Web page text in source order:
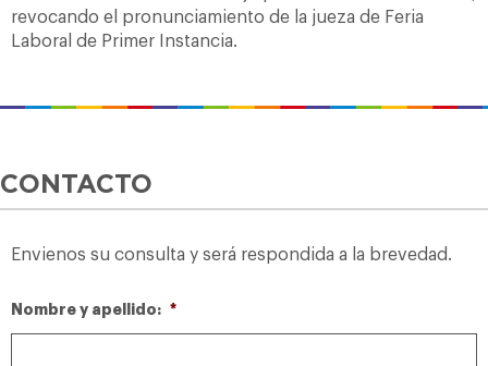
revocando el pronunciamiento de la jueza de Feria
Laboral de Primer Instancia.
CONTACTO
Envienos su consulta y será respondida a la brevedad.
Nombre y apellido: *